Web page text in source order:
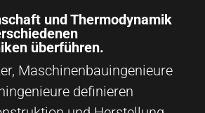
und Thermodynamik
überführen.
Maschinenbauingenieure
definieren